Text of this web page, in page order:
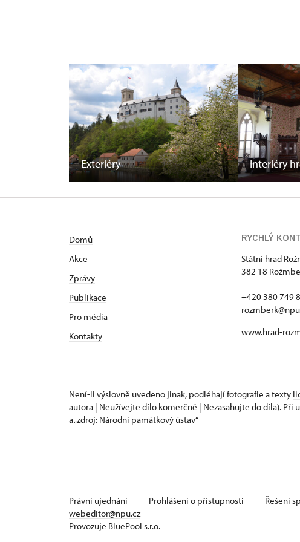
Exteriéry Interiéry
Domů
Akce
Zprávy
Publikace
Pro média
Kontakty
RYCHLÝ
Státní hrad
382 18
+420 380 749
www.hrad-
Není-li výslovně uvedeno jinak, podléhají fotografie a texty
autora | Neužívejte dílo komerčně | Nezasahujte do díla). Při
a „zdroj: Národní památkový ústav“
Právní ujednání Prohlášení o přístupnosti Řešení
webeditor@npu.cz
Provozuje BluePool s.r.o.